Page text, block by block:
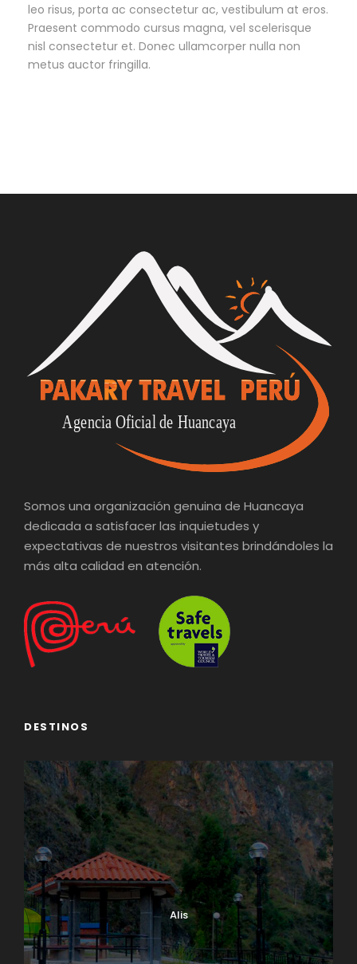
leo risus, porta ac consectetur ac, vestibulum at eros.
Praesent commodo cursus magna, vel scelerisque
nisl consectetur et. Donec ullamcorper nulla non
metus auctor fringilla.
Somos una organización genuina de Huancaya
dedicada a satisfacer las inquietudes y
expectativas de nuestros visitantes brindándoles la
más alta calidad en atención.
DESTINOS
Alis